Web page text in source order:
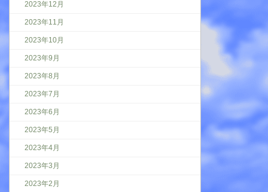
2023年12月
2023年11月
2023年10月
2023年9月
2023年8月
2023年7月
2023年6月
2023年5月
2023年4月
2023年3月
2023年2月